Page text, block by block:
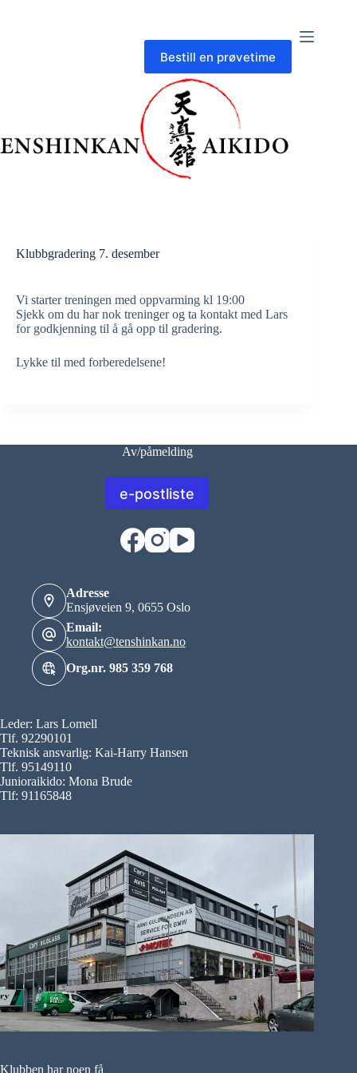
Bestill en prøvetime
Klubbgradering 7. desember
Vi starter treningen med oppvarming kl 19:00
Sjekk om du har nok treninger og ta kontakt med Lars
for godkjenning til å gå opp til gradering.
Lykke til med forberedelsene!
Av/påmelding
e-postliste
Adresse
Ensjøveien 9, 0655 Oslo
Email:
kontakt@tenshinkan.no
Org.nr. 985 359 768
Leder: Lars Lomell
Tlf. 92290101
Teknisk ansvarlig: Kai-Harry Hansen
Tlf. 95149110
Junioraikido: Mona Brude
Tlf: 91165848
Klubben har noen få